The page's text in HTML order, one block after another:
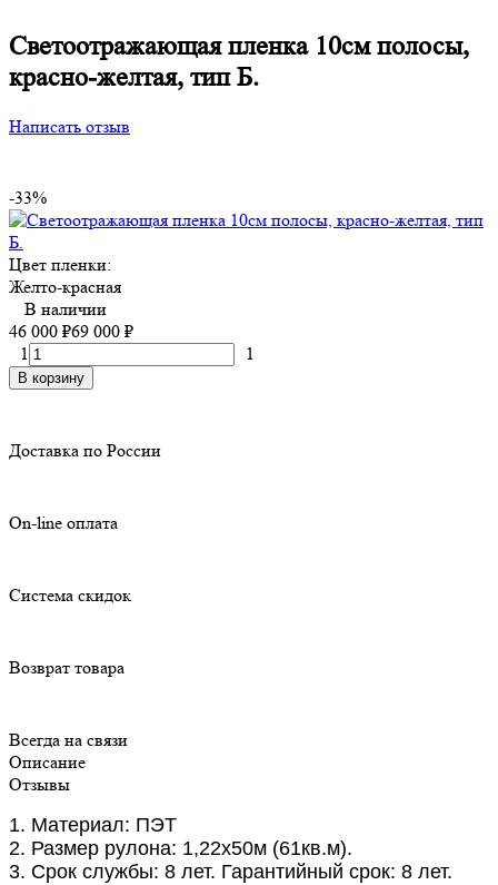
Светоотражающая пленка 10см полосы,
красно-желтая, тип Б.
Написать отзыв
-33%
Цвет пленки:
Желто-красная
В наличии
46 000 ₽69 000 ₽
1
1
В корзину
Доставка по России
On-line оплата
Система скидок
Возврат товара
Всегда на связи
Описание
Отзывы
1. Материал: ПЭТ
2. Размер рулона: 1,22x50м (61кв.м).
3. Срок службы: 8 лет. Гарантийный срок: 8 лет.